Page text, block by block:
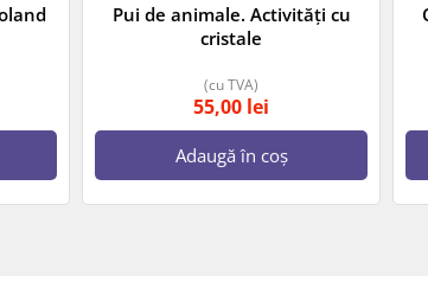
Pui de animale. Activități cu
cristale
55,00 lei
(cu TVA)
Adaugă în coș